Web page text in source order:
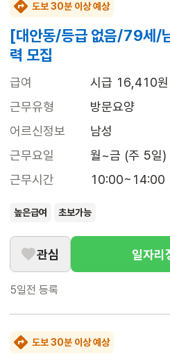
도보 30분 이상 예상
[대안동/등급 없음/79세/
력 모집
급여
시급 16,410원
근무유형
방문요양
어르신정보
남성
근무요일
월~금 (주 5일)
근무시간
10:00~14:00
높은급여 초보가능
관심 일자리
5일전 등록
도보 30분 이상 예상